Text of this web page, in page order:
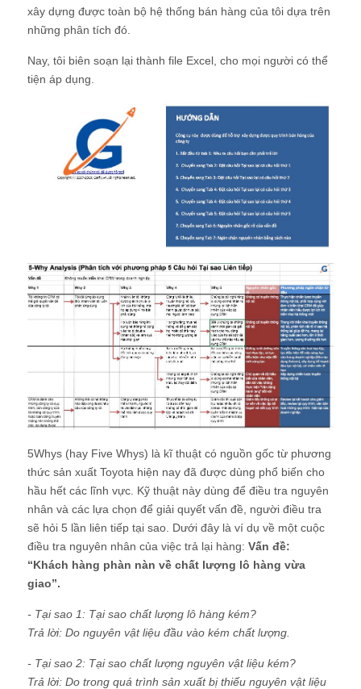
xây dựng được toàn bộ hệ thống bán hàng của tôi dựa trên
những phân tích đó.
Nay, tôi biên soạn lại thành file Excel, cho mọi người có thể
tiện áp dụng.
5Whys (hay Five Whys) là kĩ thuật có nguồn gốc từ phương
thức sản xuất Toyota hiện nay đã được dùng phổ biến cho
hầu hết các lĩnh vực. Kỹ thuật này dùng để điều tra nguyên
nhân và các lựa chọn để giải quyết vấn đề, người điều tra
sẽ hỏi 5 lần liên tiếp tại sao. Dưới đây là ví dụ về một cuộc
điều tra nguyên nhân của việc trả lại hàng: Vấn đề:
“Khách hàng phàn nàn về chất lượng lô hàng vừa
giao”.
- Tại sao 1: Tại sao chất lượng lô hàng kém?
Trả lời: Do nguyên vật liệu đầu vào kém chất lượng.
- Tại sao 2: Tại sao chất lượng nguyên vật liệu kém?
Trả lời: Do trong quá trình sản xuất bị thiếu nguyên vật liệu